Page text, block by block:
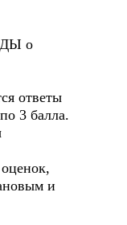
о
ответы
3 балла.
и